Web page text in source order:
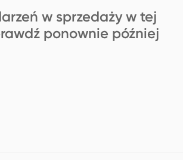
w sprzedaży w tej
ponownie później